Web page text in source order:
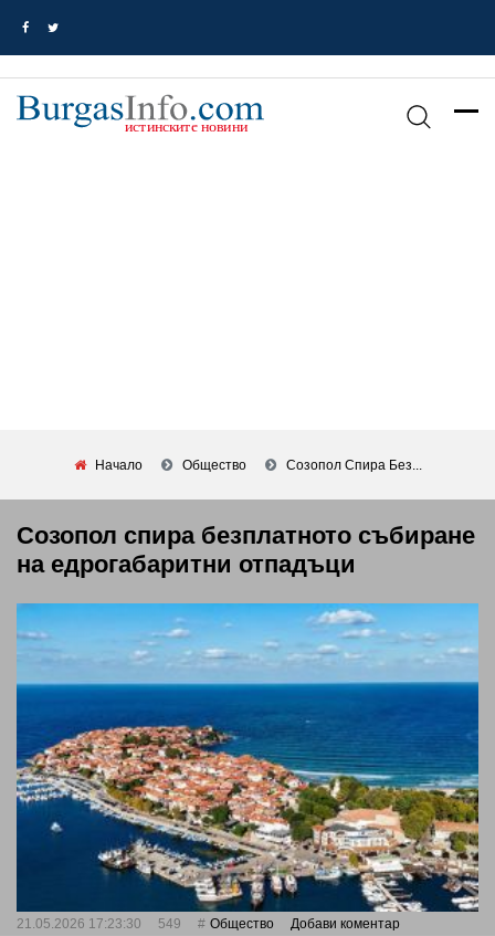
Начало Общество Созопол Спира Без...
Созопол спира безплатното събиране
на едрогабаритни отпадъци
21.05.2026 17:23:30 549 Общество Добави коментар